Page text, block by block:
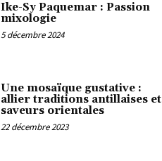
Ike-Sy Paquemar : Passion
mixologie
5 décembre 2024
Une mosaïque gustative :
allier traditions antillaises et
saveurs orientales
22 décembre 2023